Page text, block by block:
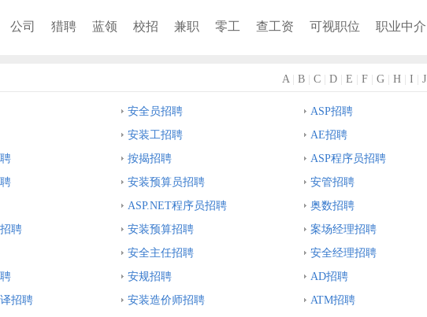
公司 猎聘 蓝领 校招 兼职 零工 查工资 可视职位 职业中介
A| B C D E F G H I J
安全员招聘 ASP招聘
安装工招聘 AE招聘
按揭招聘 ASP程序员招聘
安装预算员招聘 安管招聘
ASP.NET程序员招聘 奥数招聘
聘 安装预算招聘 案场经理招聘
安全主任招聘 安全经理招聘
安规招聘 AD招聘
招聘 安装造价师招聘 ATM招聘